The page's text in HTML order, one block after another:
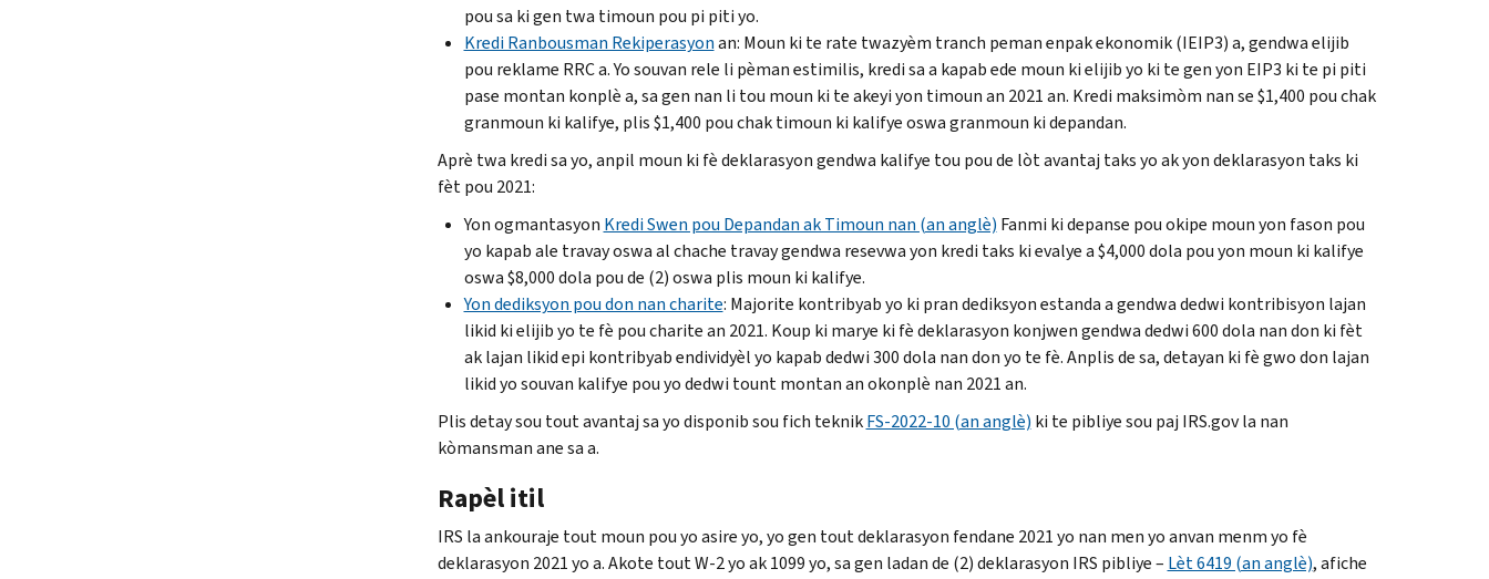
pou sa ki gen twa timoun pou pi piti yo.
Kredi Ranbousman Rekiperasyonan: Moun ki te rate twazyèm tranch peman enpak ekonomik (IEIP3) a, gendwa elijib
pou reklame RRCa. Yo souvan rele li pèman estimilis, kredi sa a kapab ede moun ki elijib yo ki te gen yon EIP3 ki te pi piti
pase montan konplè a, sa gen nan li tou moun ki te akeyi yon timoun an 2021 an. Kredi maksimòm nan se $1,400 pou chak
granmoun ki kalifye, plis $1,400 pou chak timoun ki kalifye oswa granmoun ki depandan.
Aprè twa kredi sa yo, anpil moun ki fè deklarasyon gendwa kalifye tou pou de lòt avantaj taks yo ak yon deklarasyon taks ki
fèt pou 2021:
Yon ogmantasyon Kredi Swen pou Depandan ak Timoun nan (an anglè) Fanmi ki depanse pou okipe moun yon fason pou
yo kapab ale travay oswa al chache travay gendwa resevwa yon kredi taks ki evalye a $4,000 dola pou yon moun ki kalifye
oswa $8,000 dola pou de (2) oswa plis moun ki kalifye.
Yon dediksyon pou don nan charite: Majorite kontribyab yo ki pran dediksyon estanda a gendwa dedwi kontribisyon lajan
likid ki elijib yo te fè pou charite an 2021. Koup ki marye ki fè deklarasyon konjwen gendwa dedwi 600 dola nan don ki fèt
ak lajan likid epi kontribyab endividyèl yo kapab dedwi 300 dola nan don yo te fè. Anplis de sa, detayan ki fè gwo don lajan
likid yo souvan kalifye pou yo dedwi tount montan an okonplè nan 2021 an.
Plis detay sou tout avantaj sa yo disponib sou fich teknikFS-2022-10 (an anglè) ki te pibliye sou paj IRS.govla nan
kòmansman ane sa a.
Rapèl itil
IRS la ankouraje tout moun pou yo asire yo, yo gen tout deklarasyon fendane 2021 yo nan men yo anvan menm yo fè
deklarasyon 2021 yo a. Akote tout W-2 yo ak 1099 yo, sa gen ladan de (2) deklarasyon IRS pibliye – Lèt 6419 (an anglè), afiche